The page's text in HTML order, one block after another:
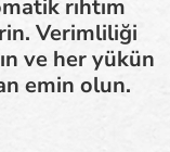
rıhtım
Verimliliği
ve her yükün
emin olun.